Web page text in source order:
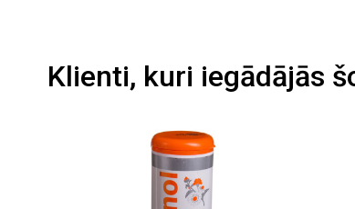
Klienti, kuri iegādājās